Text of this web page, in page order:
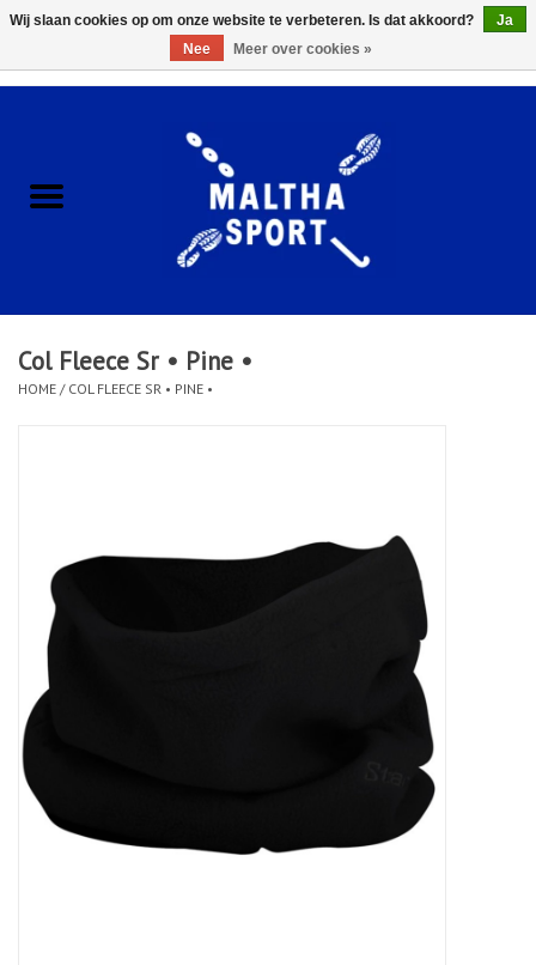
ACCESSOIRES/HARDWARE
KLEDING
CLUBSHOPS
Diensten
Merken
Col Fleece Sr • Pine •
HOME / COL FLEECE SR • PINE •
Wij slaan cookies op om onze website te verbeteren. Is dat akkoord?
Ja
Nee
Meer over cookies »